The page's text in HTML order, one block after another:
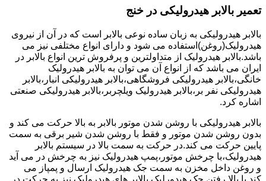
تعمیر بالابر هیدرولیکی در خنج
بالابر هیدرولیکی به زبان ساده نوعی بالابر است که در آن از نیروی
هیدرولیک(روغن)استفاده می شود و دارای انواع مختلفی نیز می
باشد.بالابر هیدرولیک از متداولترین و پرفروش ترین انواع بالابر در
ایران می باشد که از انواع آن می توان به بالابر هیدرولیک
خانگی،بالابر هیدرولیکی فروشگاهی،بالابر هیدرولیکی انبار،بالابر
هیدرولیکی نفر بر،بالابر هیدرولیک ویلچربر،بالابر هیدرولیکی صنعتی
اشاره کرد.
بالابر هیدرولیکی با روشن شدن موتور بالابر به بالا حرکت می کند و
بدون روشن شدن موتور و فقط با روشن شدن شیر برقی به سمت
پایین حرکت می کند.در حرکت به سمت بالا در سیستم بالابر
هیدرولیک،با چرخش موتور،پمپ هیدرولیک نیز به چرخش در می آید
و روغن داخل مخزن به سمت جک هیدرولیک ارسال و پمپاز می
کند.با بالا رفتن جک هیدورلیک بالابر های هیدرولیک نیز به حرکت در